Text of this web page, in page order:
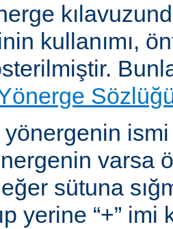
kullanımı,
varsa
sütuna
yerine “+”